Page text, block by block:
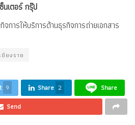
นเตอร์ กรุ๊ป
จการให้บริการด้านธุรกิจการถ่ายเอกสาร
เชียงราย
9 Share 2
Share
Send